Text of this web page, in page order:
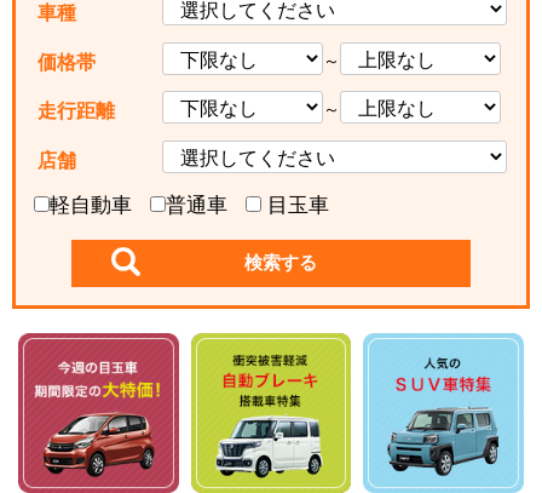
車種
価格帯 ～
走行距離 ～
店舗
軽自動車 普通車 目玉車